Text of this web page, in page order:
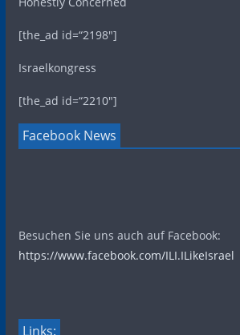
[the_ad id=“2198″]
Israelkongress
[the_ad id=“2210″]
Facebook News
Besuchen Sie uns auch auf Facebook:
https://www.facebook.com/ILI.ILikeIsrael
Links: